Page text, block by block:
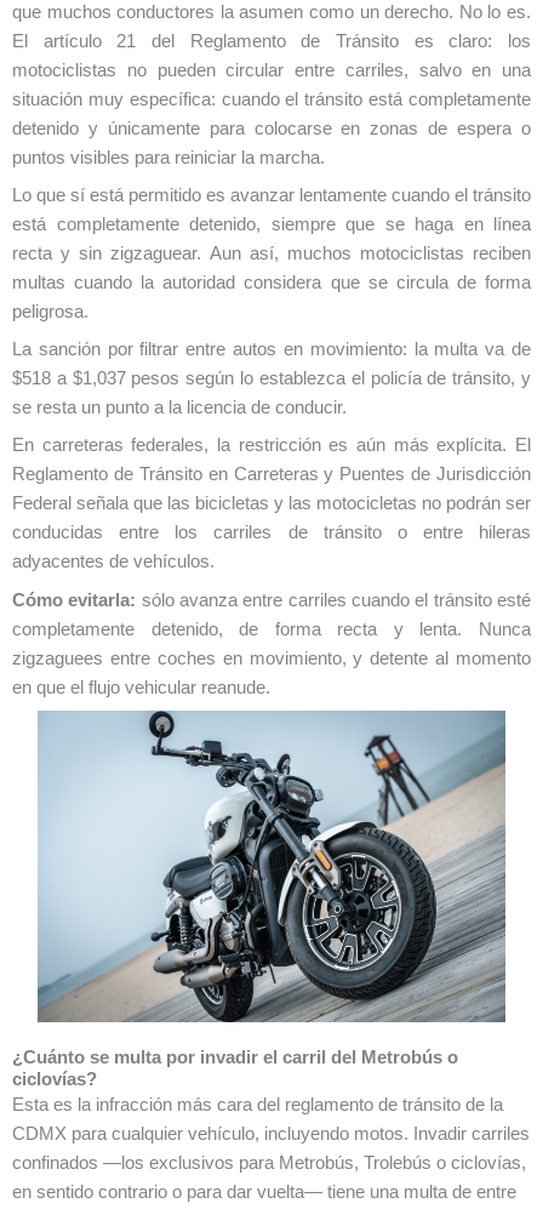
que muchos conductores la asumen como un derecho. No lo es.
El artículo 21 del Reglamento de Tránsito es claro: los
motociclistas no pueden circular entre carriles, salvo en una
situación muy específica: cuando el tránsito está completamente
detenido y únicamente para colocarse en zonas de espera o
puntos visibles para reiniciar la marcha.
Lo que sí está permitido es avanzar lentamente cuando el tránsito
está completamente detenido, siempre que se haga en línea
recta y sin zigzaguear. Aun así, muchos motociclistas reciben
multas cuando la autoridad considera que se circula de forma
peligrosa.
La sanción por filtrar entre autos en movimiento: la multa va de
$518 a $1,037 pesos según lo establezca el policía de tránsito, y
se resta un punto a la licencia de conducir.
En carreteras federales, la restricción es aún más explícita. El
Reglamento de Tránsito en Carreteras y Puentes de Jurisdicción
Federal señala que las bicicletas y las motocicletas no podrán ser
conducidas entre los carriles de tránsito o entre hileras
adyacentes de vehículos.
Cómo evitarla: sólo avanza entre carriles cuando el tránsito esté
completamente detenido, de forma recta y lenta. Nunca
zigzaguees entre coches en movimiento, y detente al momento
en que el flujo vehicular reanude.
¿Cuánto se multa por invadir el carril del Metrobús o
ciclovías?
Esta es la infracción más cara del reglamento de tránsito de la
CDMX para cualquier vehículo, incluyendo motos. Invadir carriles
confinados —los exclusivos para Metrobús, Trolebús o ciclovías,
en sentido contrario o para dar vuelta— tiene una multa de entre